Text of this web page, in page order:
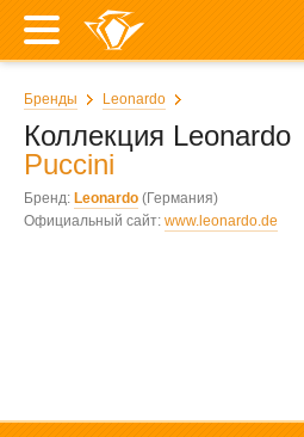
Бренды Leonardo
Коллекция Leonardo
Puccini
Бренд: Leonardo (Германия)
Официальный сайт: www.leonardo.de